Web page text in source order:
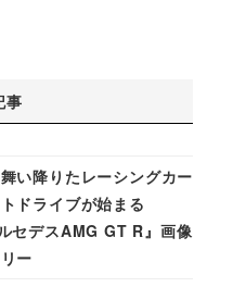
事
い降りたレーシングカー
ドライブが始まる
セデスAMG GT R』画像
ー